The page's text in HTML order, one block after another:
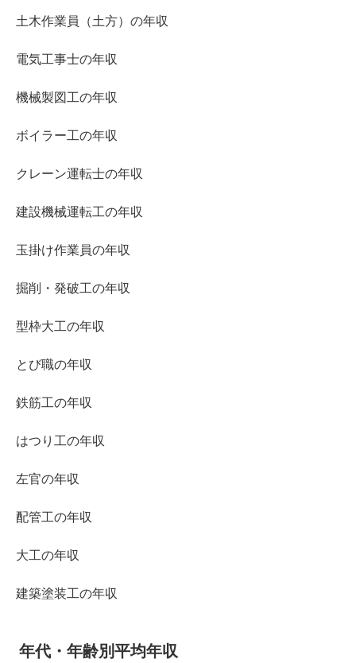
土木作業員（土方）の年収
電気工事士の年収
機械製図工の年収
ボイラー工の年収
クレーン運転士の年収
建設機械運転工の年収
玉掛け作業員の年収
掘削・発破工の年収
型枠大工の年収
とび職の年収
鉄筋工の年収
はつり工の年収
左官の年収
配管工の年収
大工の年収
建築塗装工の年収
年代・年齢別平均年収